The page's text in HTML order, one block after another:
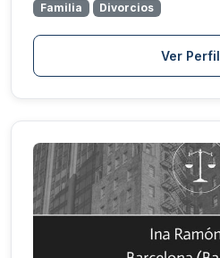
Familia Divorcios
Ver Perfil